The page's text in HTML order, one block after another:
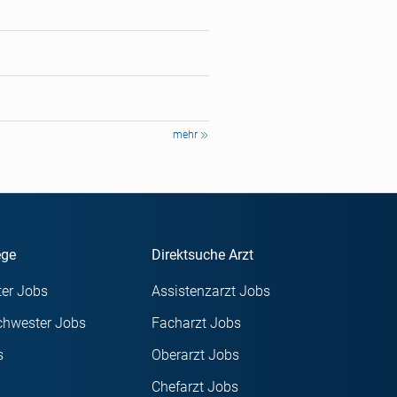
mehr
Jobs
Jobs
Direktsuche Arzt
Assistenzarzt Jobs
Facharzt Jobs
Oberarzt Jobs
Chefarzt Jobs